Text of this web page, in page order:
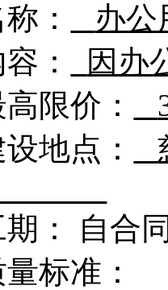
：
办公
：
因办
限价：
地点：
期： 自合
标准：